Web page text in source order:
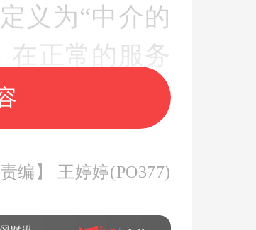
义为“中介的
在正常的服务
的服务费。
什么还要掏腰
责编】 王婷婷(PO377)